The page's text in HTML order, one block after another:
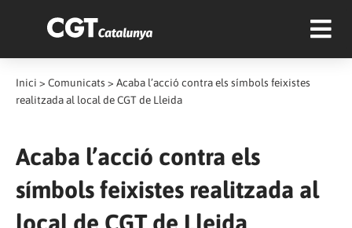
Inici > Comunicats > Acaba l’acció contra els símbols feixistes
realitzada al local de CGT de Lleida
Acaba l’acció contra els
símbols feixistes realitzada al
local de CGT de Lleida